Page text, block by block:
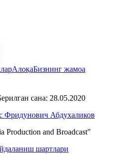
АлоқаБизнинг жамоа
сана: 28.05.2020
Фридунович Абдухаликов
Production and Broadcast"
шартлари